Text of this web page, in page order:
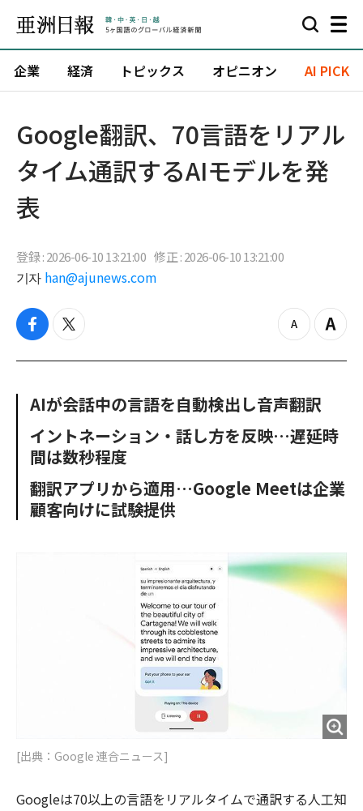
企業 経済 トピックス オピニオン AI PICK
Google翻訳、70言語をリアル
タイム通訳するAIモデルを発
表
登録 : 2026-06-10 13:21:00 修正 : 2026-06-10 13:21:00
기자 han@ajunews.com
f
c
o
k
t
i
e
z
o
u
Z
o
AIが会話中の言語を自動検出し音声翻訳
イントネーション・話し方を反映…遅延時
間は数秒程度
翻訳アプリから適用…Google Meetは企業
顧客向けに試験提供
[出典：Google 連合ニュース]
Googleは70以上の言語をリアルタイムで通訳する人工知